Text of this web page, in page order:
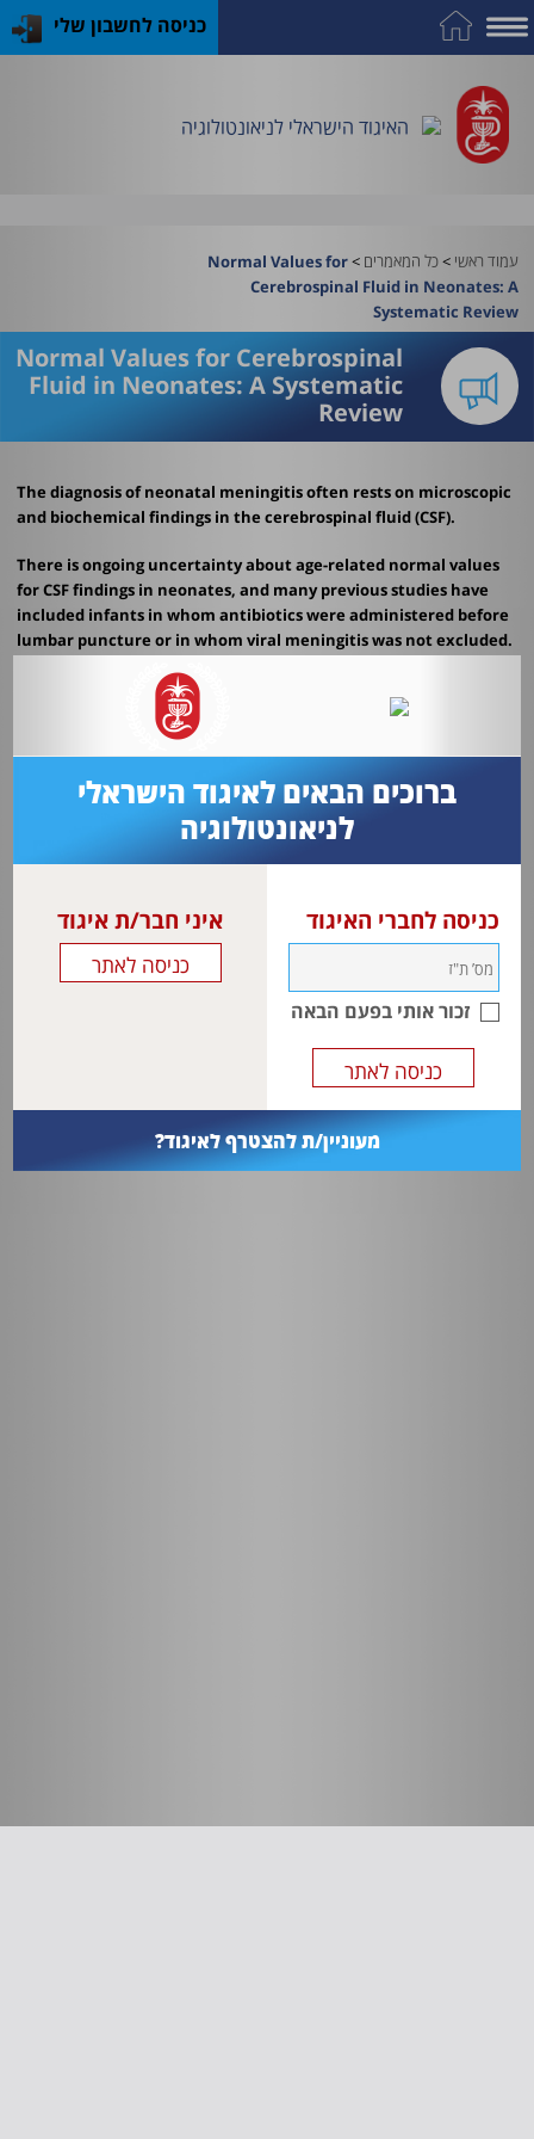
כניסה לחשבון שלי
האיגוד הישראלי לניאונטולוגיה
על
האיגוד
פרסומי
האיגוד
התמחות
במקצוע
כח
אדם
וציוד
כלים
שימושיים
כנס
האיגוד
עמוד ראשי>כל המאמרים>
Normal Values for
Cerebrospinal Fluid in Neonates: A
Systematic Review
Normal Values for Cerebrospinal
Fluid in Neonates: A Systematic
Review
The diagnosis of neonatal meningitis often rests on microscopic
and biochemical findings in the cerebrospinal fluid (CSF).
There is ongoing uncertainty about age-related normal values
for CSF findings in neonates, and many previous studies have
included infants in whom antibiotics were administered before
lumbar puncture or in whom viral meningitis was not excluded.
A systematic search was done using MEDLINE and EMBASE to
identify original studies which investigated CSF normal values in
either healthy neonates or febrile neonates in whom bacterial
and viral meningitis were reliably excluded.
ברוכים הבאים לאיגוד הישראלי
לניאונטולוגיה
כניסה לחברי האיגוד
זכור אותי בפעם הבאה
איני חבר/ת איגוד
מעוניין/ת להצטרף לאיגוד?